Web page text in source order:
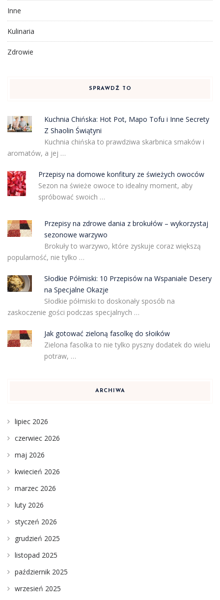
Inne
Kulinaria
Zdrowie
SPRAWDŹ TO
Kuchnia Chińska: Hot Pot, Mapo Tofu i Inne Secrety
Z Shaolin Świątyni
Kuchnia chińska to prawdziwa skarbnica smaków i
aromatów, a jej …
Przepisy na domowe konfitury ze świeżych owoców
Sezon na świeże owoce to idealny moment, aby
spróbować swoich …
Przepisy na zdrowe dania z brokułów – wykorzystaj
sezonowe warzywo
Brokuły to warzywo, które zyskuje coraz większą
popularność, nie tylko …
Słodkie Półmiski: 10 Przepisów na Wspaniałe Desery
na Specjalne Okazje
Słodkie półmiski to doskonały sposób na
zaskoczenie gości podczas specjalnych …
Jak gotować zieloną fasolkę do słoików
Zielona fasolka to nie tylko pyszny dodatek do wielu
potraw, …
ARCHIWA
lipiec 2026
czerwiec 2026
maj 2026
kwiecień 2026
marzec 2026
luty 2026
styczeń 2026
grudzień 2025
listopad 2025
październik 2025
wrzesień 2025